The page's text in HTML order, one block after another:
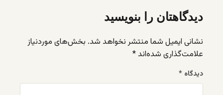
دیدگاهتان را بنویسید
نشانی ایمیل شما منتشر نخواهد شد. بخش‌های موردنیاز
علامت‌گذاری شده‌اند *
دیدگاه *